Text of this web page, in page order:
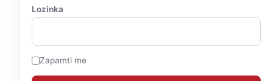
Lozinka
Zapamti me